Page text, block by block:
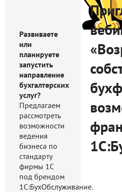
Развиваете
или
планируете
запустить
направление
бухгалтерских
услуг?
Предлагаем
рассмотреть
возможности
ведения
бизнеса по
стандарту
фирмы 1С
под брендом
1С:БухОбслуживание.